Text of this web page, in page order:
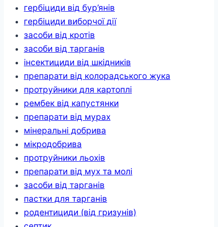
гербіциди від бур’янів
гербіциди виборчої дії
засоби від кротів
засоби від тарганів
інсектициди від шкідників
препарати від колорадського жука
протруйники для картоплі
рембек від капустянки
препарати від мурах
мінеральні добрива
мікродобрива
протруйники льохів
препарати від мух та молі
засоби від тарганів
пастки для тарганів
родентициди (від гризунів)